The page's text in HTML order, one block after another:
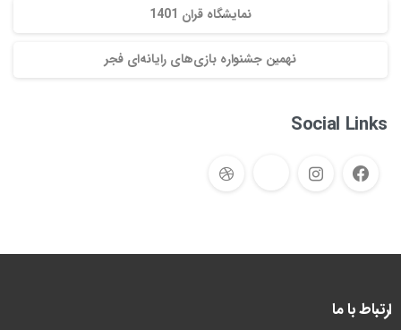
نمایشگاه قران 1401
نهمین جشنواره بازی‌های رایانه‌ای فجر
Social Links
ارتباط با ما